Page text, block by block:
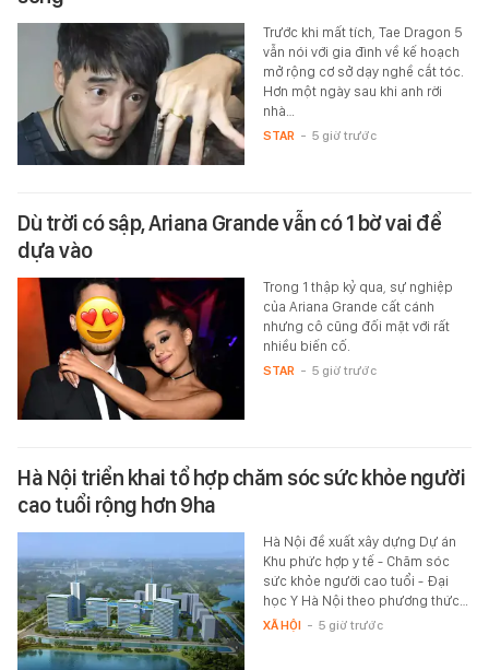
Trước khi mất tích, Tae Dragon 5
vẫn nói với gia đình về kế hoạch
mở rộng cơ sở dạy nghề cắt tóc.
Hơn một ngày sau khi anh rời
nhà…
STAR - 5 giờ trước
Dù trời có sập, Ariana Grande vẫn có 1 bờ vai để
dựa vào
Trong 1 thập kỷ qua, sự nghiệp
của Ariana Grande cất cánh
nhưng cô cũng đối mặt với rất
nhiều biến cố.
STAR - 5 giờ trước
Hà Nội triển khai tổ hợp chăm sóc sức khỏe người
cao tuổi rộng hơn 9ha
Hà Nội đề xuất xây dựng Dự án
Khu phức hợp y tế - Chăm sóc
sức khỏe người cao tuổi - Đại
học Y Hà Nội theo phương thức…
XÃ HỘI - 5 giờ trước